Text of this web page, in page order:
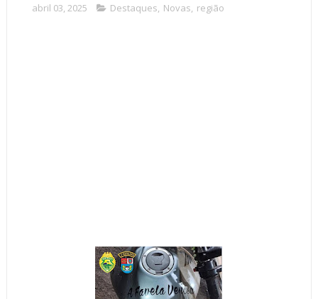
abril 03, 2025 Destaques, Novas, região